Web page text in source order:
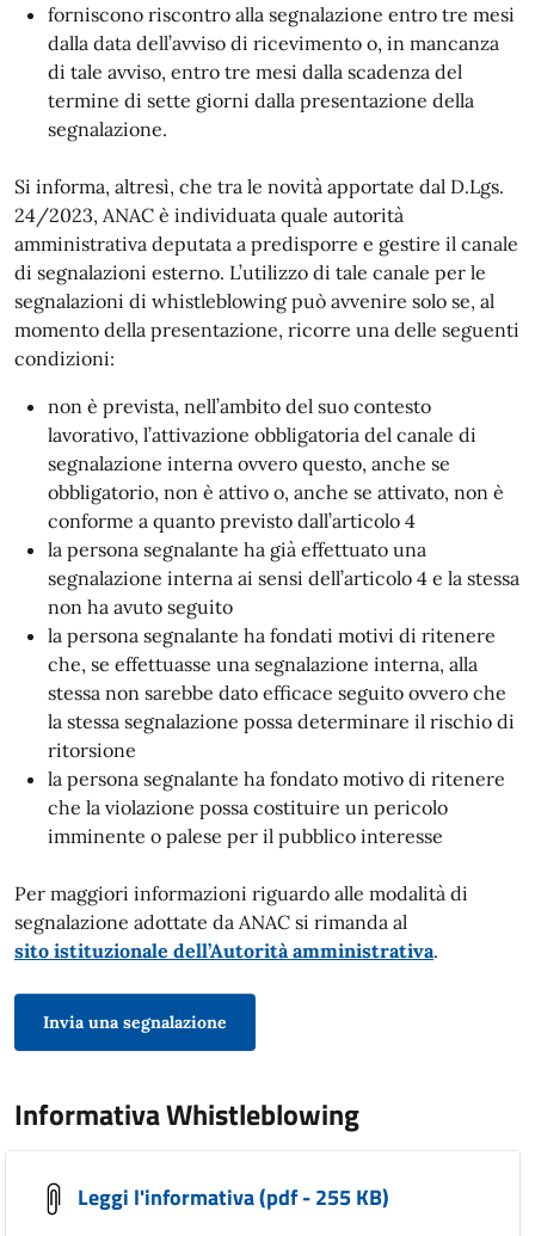
forniscono riscontro alla segnalazione entro tre mesi
dalla data dell’avviso di ricevimento o, in mancanza
di tale avviso, entro tre mesi dalla scadenza del
termine di sette giorni dalla presentazione della
segnalazione.
Si informa, altresì, che tra le novità apportate dal D.Lgs.
24/2023, ANAC è individuata quale autorità
amministrativa deputata a predisporre e gestire il canale
di segnalazioni esterno. L’utilizzo di tale canale per le
segnalazioni di whistleblowing può avvenire solo se, al
momento della presentazione, ricorre una delle seguenti
condizioni:
non è prevista, nell’ambito del suo contesto
lavorativo, l’attivazione obbligatoria del canale di
segnalazione interna ovvero questo, anche se
obbligatorio, non è attivo o, anche se attivato, non è
conforme a quanto previsto dall’articolo 4
la persona segnalante ha già effettuato una
segnalazione interna ai sensi dell’articolo 4 e la stessa
non ha avuto seguito
la persona segnalante ha fondati motivi di ritenere
che, se effettuasse una segnalazione interna, alla
stessa non sarebbe dato efficace seguito ovvero che
la stessa segnalazione possa determinare il rischio di
ritorsione
la persona segnalante ha fondato motivo di ritenere
che la violazione possa costituire un pericolo
imminente o palese per il pubblico interesse
Per maggiori informazioni riguardo alle modalità di
segnalazione adottate da ANAC si rimanda al
sito istituzionale dell’Autorità amministrativa.
Invia una segnalazione
Informativa Whistleblowing
Leggi l'informativa (pdf - 255 KB)